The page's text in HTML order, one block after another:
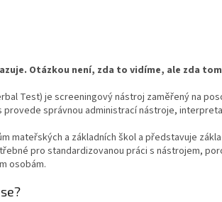
Otázkou není, zda to vidíme, ale zda
Test) je screeningový nástroj zaměřený na
provede správnou administrací nástroje,
mateřských a základních škol a představuje
pro standardizovanou práci s nástrojem,
osobám.